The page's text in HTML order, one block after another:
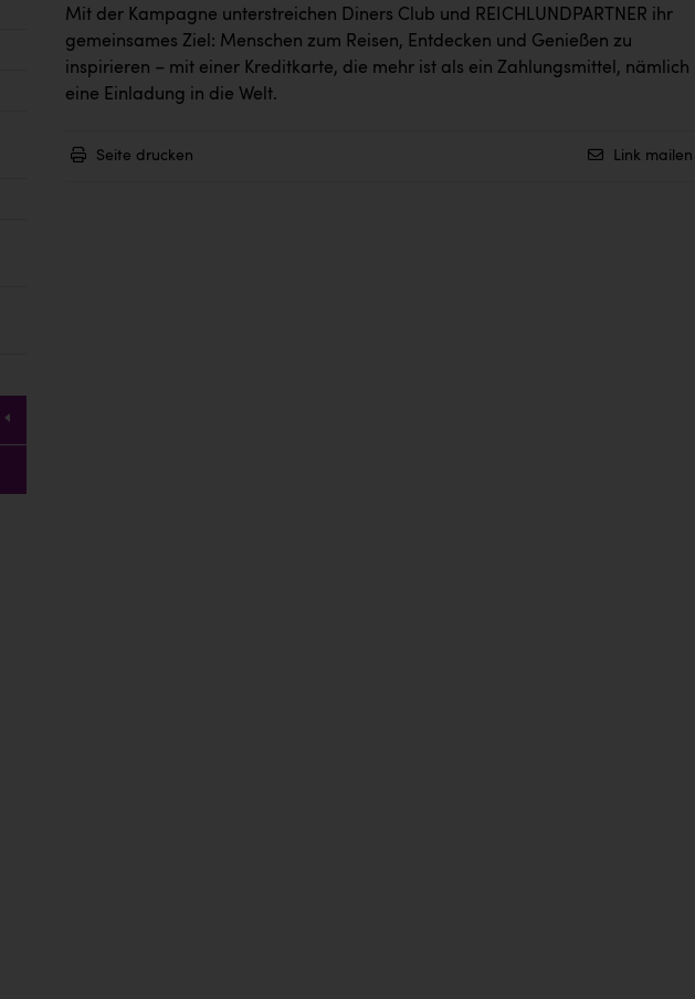
Mit der Kampagne unterstreichen Diners Club und REICHLUNDPARTNER ihr
gemeinsames Ziel: Menschen zum Reisen, Entdecken und Genießen zu
inspirieren – mit einer Kreditkarte, die mehr ist als ein Zahlungsmittel, nämlich
eine Einladung in die Welt.
Seite drucken Link mailen